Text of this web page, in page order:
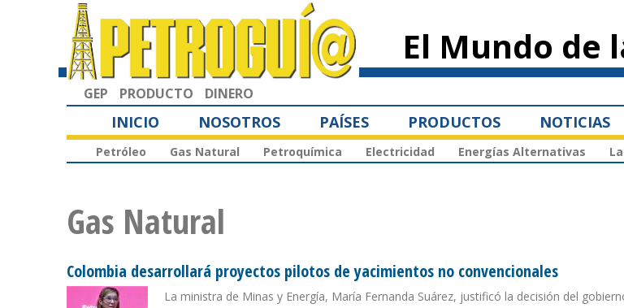
principal
El Mundo de
GEP PRODUCTO DINERO
INICIO NOSOTROS PAÍSES PRODUCTOS NOTICIAS
Petróleo Gas Natural Petroquímica Electricidad Energías Alternativas
Gas Natural
Colombia desarrollará proyectos pilotos de yacimientos no convencionales
La ministra de Minas y Energía, María Fernanda Suárez, justificó la decisión del